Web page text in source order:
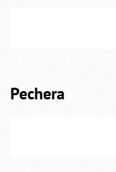
Pechera